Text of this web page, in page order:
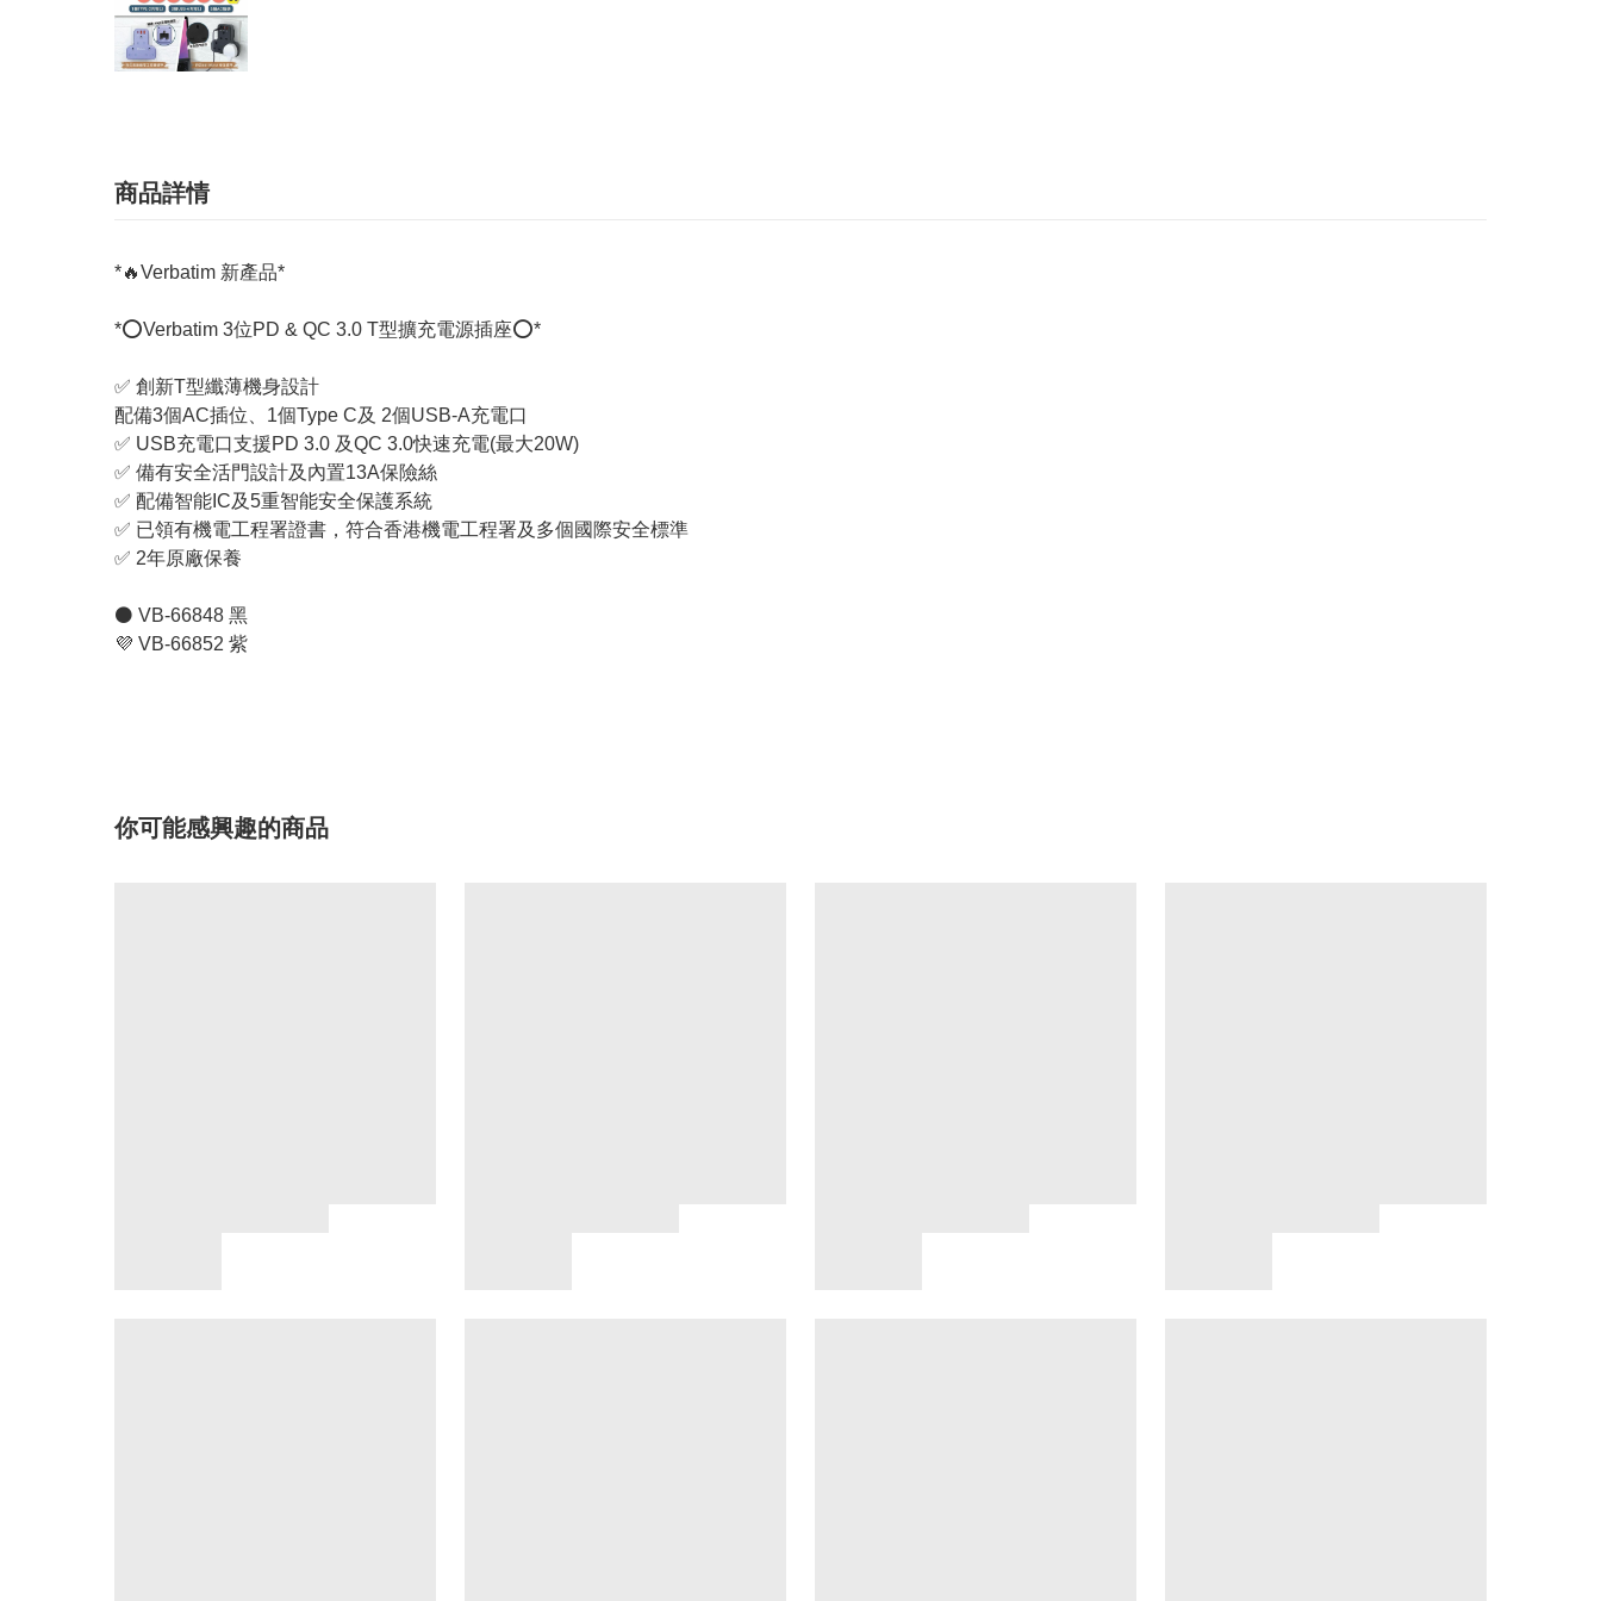
商品詳情
*🔥Verbatim 新產品*
*⭕Verbatim 3位PD & QC 3.0 T型擴充電源插座⭕*
✅ 創新T型纖薄機身設計
配備3個AC插位、1個Type C及 2個USB-A充電口
✅ USB充電口支援PD 3.0 及QC 3.0快速充電(最大20W)
✅ 備有安全活門設計及內置13A保險絲
✅ 配備智能IC及5重智能安全保護系統
✅ 已領有機電工程署證書，符合香港機電工程署及多個國際安全標準
✅ 2年原廠保養
⚫ VB-66848 黑
💜 VB-66852 紫
你可能感興趣的商品